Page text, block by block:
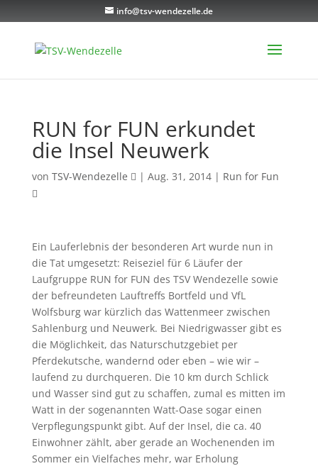
info@tsv-wendezelle.de
RUN for FUN erkundet
die Insel Neuwerk
von TSV-Wendezelle | Aug. 31, 2014| Run for Fun
Ein Lauferlebnis der besonderen Art wurde nun in
die Tat umgesetzt: Reiseziel für 6 Läufer der
Laufgruppe RUN for FUN des TSV Wendezelle sowie
der befreundeten Lauftreffs Bortfeld und VfL
Wolfsburg war kürzlich das Wattenmeer zwischen
Sahlenburg und Neuwerk. Bei Niedrigwasser gibt es
die Möglichkeit, das Naturschutzgebiet per
Pferdekutsche, wandernd oder eben – wie wir –
laufend zu durchqueren. Die 10 km durch Schlick
und Wasser sind gut zu schaffen, zumal es mitten im
Watt in der sogenannten Watt-Oase sogar einen
Verpflegungspunkt gibt. Auf der Insel, die ca. 40
Einwohner zählt, aber gerade an Wochenenden im
Sommer ein Vielfaches mehr, war Erholung